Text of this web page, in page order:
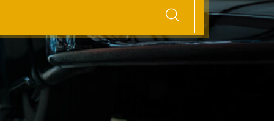
uw auto